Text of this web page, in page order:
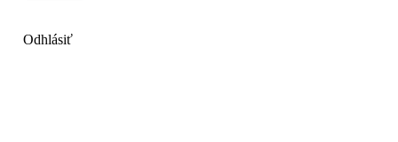
Odhlásiť